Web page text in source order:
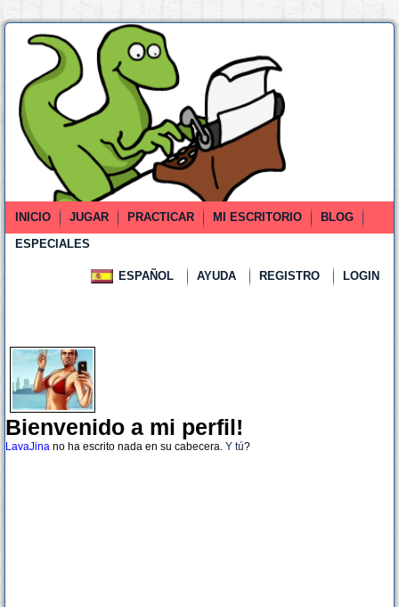
INICIO JUGAR PRACTICAR MI ESCRITORIO
BLOG
ESPECIALES
ESPAÑOL AYUDA REGISTRO LOGIN
Bienvenido a mi perfil!
LavaJina no ha escrito nada en su cabecera. Y tú?